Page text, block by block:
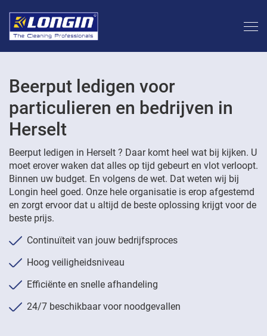
Beerput ledigen voor
particulieren en bedrijven in
Herselt
Beerput ledigen in Herselt ? Daar komt heel wat bij kijken. U
moet erover waken dat alles op tijd gebeurt en vlot verloopt.
Binnen uw budget. En volgens de wet. Dat weten wij bij
Longin heel goed. Onze hele organisatie is erop afgestemd
en zorgt ervoor dat u altijd de beste oplossing krijgt voor de
beste prijs.
Continuïteit van jouw bedrijfsproces
Hoog veiligheidsniveau
Efficiënte en snelle afhandeling
24/7 beschikbaar voor noodgevallen